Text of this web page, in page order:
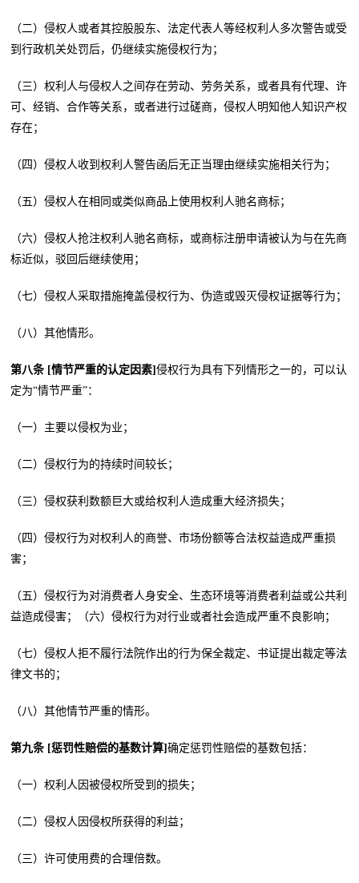
（二）侵权人或者其控股股东、法定代表人等经权利人多次警告或受
到行政机关处罚后，仍继续实施侵权行为；
（三）权利人与侵权人之间存在劳动、劳务关系，或者具有代理、许
可、经销、合作等关系，或者进行过磋商，侵权人明知他人知识产权
存在；
（四）侵权人收到权利人警告函后无正当理由继续实施相关行为；
（五）侵权人在相同或类似商品上使用权利人驰名商标；
（六）侵权人抢注权利人驰名商标，或商标注册申请被认为与在先商
标近似，驳回后继续使用；
（七）侵权人采取措施掩盖侵权行为、伪造或毁灭侵权证据等行为；
（八）其他情形。
第八条 [情节严重的认定因素]侵权行为具有下列情形之一的，可以认
定为“情节严重”：
（一）主要以侵权为业；
（二）侵权行为的持续时间较长；
（三）侵权获利数额巨大或给权利人造成重大经济损失；
（四）侵权行为对权利人的商誉、市场份额等合法权益造成严重损
害；
（五）侵权行为对消费者人身安全、生态环境等消费者利益或公共利
益造成侵害；（六）侵权行为对行业或者社会造成严重不良影响；
（七）侵权人拒不履行法院作出的行为保全裁定、书证提出裁定等法
律文书的；
（八）其他情节严重的情形。
第九条 [惩罚性赔偿的基数计算]确定惩罚性赔偿的基数包括：
（一）权利人因被侵权所受到的损失；
（二）侵权人因侵权所获得的利益；
（三）许可使用费的合理倍数。